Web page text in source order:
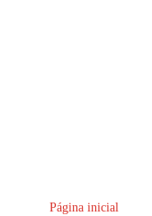
Página inicial